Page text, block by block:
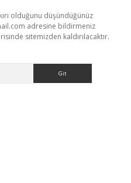
olduğunu düşündüğünüz
adresine bildirmeniz
sitemizden kaldırılacaktır.